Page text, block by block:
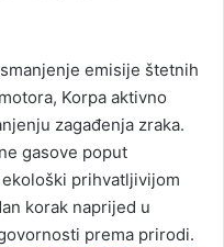
emisije štetnih
Korpa aktivno
zagađenja zraka.
gasove poput
prihvatljivijom
korak naprijed u
prema prirodi.